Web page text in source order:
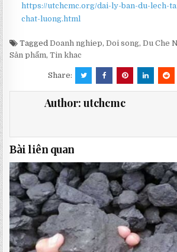
https://utchcmc.org/dai-ly-ban-du-lech-
chat-luong.html
TaggedDoanh nghiep,Doi song,Du Che
Sản phẩm,Tin khac
Share:
Author: utchcmc
Bài liên quan